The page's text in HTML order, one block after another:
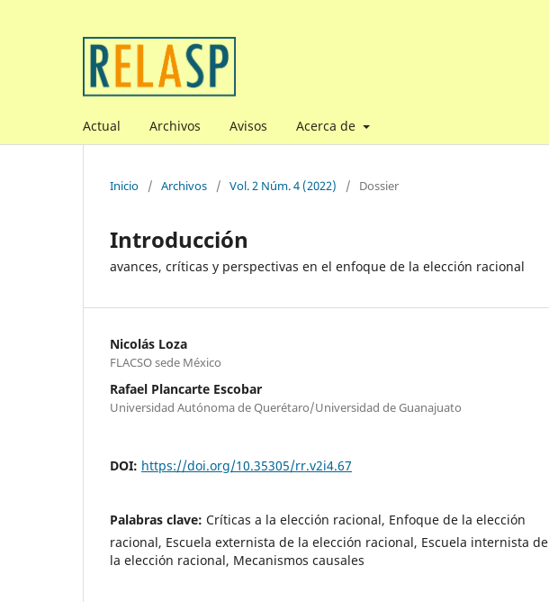
Actual Archivos Avisos Acerca de
Inicio / Archivos / Vol. 2 Núm. 4 (2022) / Dossier
Introducción
avances, críticas y perspectivas en el enfoque de la elección racional
Nicolás Loza
FLACSO sede México
Rafael Plancarte Escobar
Universidad Autónoma de Querétaro/Universidad de Guanajuato
DOI: https://doi.org/10.35305/rr.v2i4.67
Palabras clave: Críticas a la elección racional, Enfoque de la elección
racional, Escuela externista de la elección racional, Escuela internista de
la elección racional, Mecanismos causales